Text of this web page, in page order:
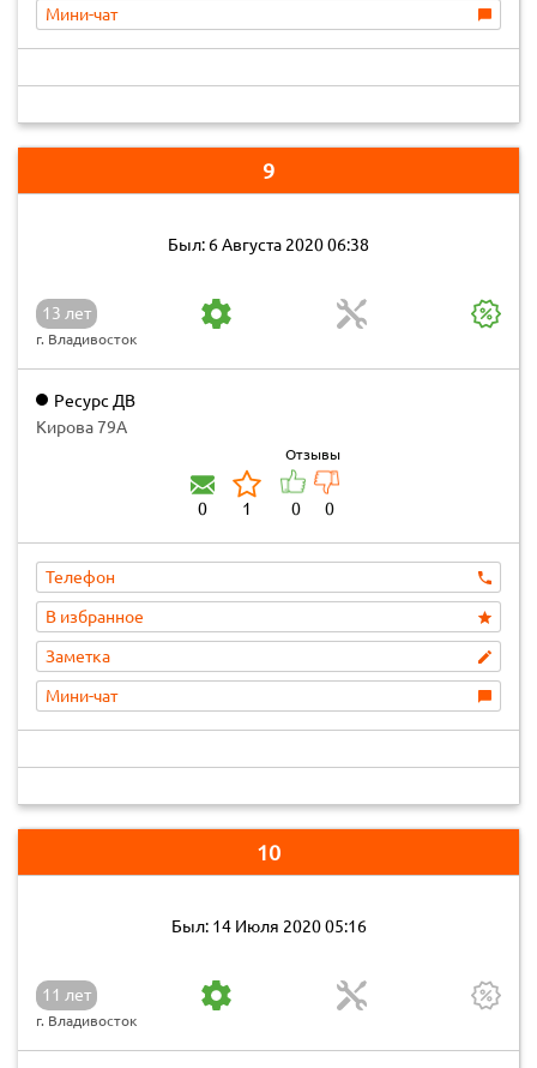
Мини-чат
9
Был: 6 Августа 2020 06:38
13 лет
г. Владивосток
Ресурс ДВ
Кирова 79А
0 1
Отзывы
0 0
Телефон
В избранное
Заметка
Мини-чат
10
Был: 14 Июля 2020 05:16
11 лет
г. Владивосток